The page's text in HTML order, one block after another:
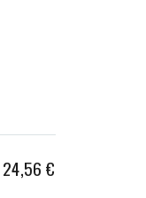
24,56 €